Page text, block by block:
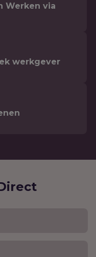
Werken via
werkgever